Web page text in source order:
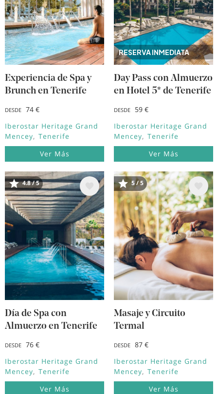
Experiencia de Spa y
Brunch en Tenerife
DESDE
74 €
Iberostar Heritage Grand
Mencey
Tenerife
Ver Más
RESERVA INMEDIATA
Day Pass con Almuerzo
en Hotel 5* de Tenerife
DESDE
59 €
Iberostar Heritage Grand
Mencey
Tenerife
Ver Más
Image
4.8 / 5
Día de Spa con
Almuerzo en Tenerife
DESDE
76 €
Iberostar Heritage Grand
Mencey
Tenerife
Ver Más
Image
5 / 5
Masaje y Circuito
Termal
DESDE
87 €
Iberostar Heritage Grand
Mencey
Tenerife
Ver Más